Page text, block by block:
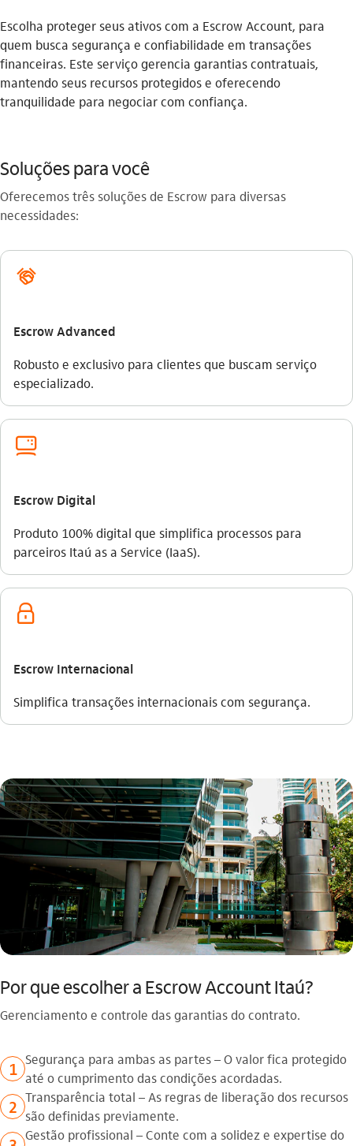
Escolha proteger seus ativos com a Escrow Account, para
quem busca segurança e confiabilidade em transações
financeiras. Este serviço gerencia garantias contratuais,
mantendo seus recursos protegidos e oferecendo
tranquilidade para negociar com confiança.
Soluções para você
Oferecemos três soluções de Escrow para diversas
necessidades:
acordo
Escrow Advanced
Robusto e exclusivo para clientes que buscam serviço
especializado.
computador_outline
Escrow Digital
Produto 100% digital que simplifica processos para
parceiros Itaú as a Service (IaaS).​
seguranca_outline
Escrow Internacional
Simplifica transações internacionais com segurança.
Por que escolher a Escrow Account Itaú?
Gerenciamento e controle das garantias do contrato.
1 Segurança para ambas as partes – O valor fica protegido
até o cumprimento das condições acordadas.
2 Transparência total – As regras de liberação dos recursos
são definidas previamente.
Gestão profissional – Conte com a solidez e expertise do